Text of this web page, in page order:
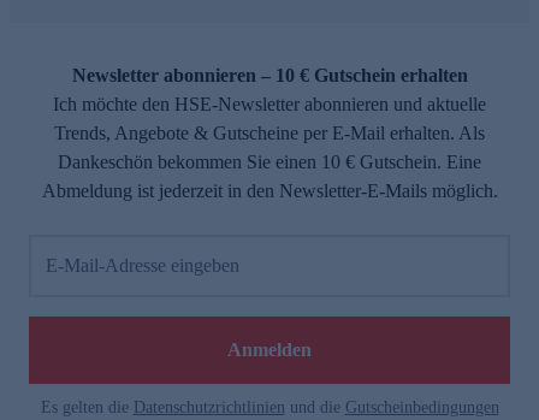
Newsletter abonnieren – 10 € Gutschein erhalten
Ich möchte den HSE-Newsletter abonnieren und aktuelle
Trends, Angebote & Gutscheine per E-Mail erhalten. Als
Dankeschön bekommen Sie einen 10 € Gutschein. Eine
Abmeldung ist jederzeit in den Newsletter-E-Mails möglich.
E-Mail-Adresse eingeben
Anmelden
Es gelten die Datenschutzrichtlinien und die Gutscheinbedingungen